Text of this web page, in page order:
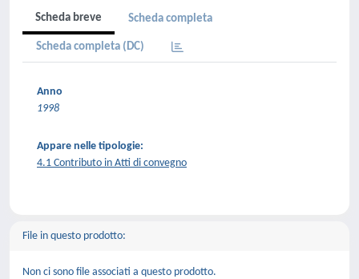
Scheda breve Scheda completa
Scheda completa (DC)
Anno
1998
Appare nelle tipologie:
4.1 Contributo in Atti di convegno
File in questo prodotto:
Non ci sono file associati a questo prodotto.